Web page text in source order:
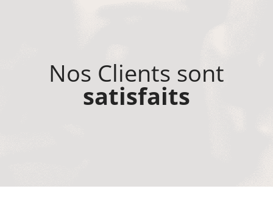
Nos Clients sont
satisfaits